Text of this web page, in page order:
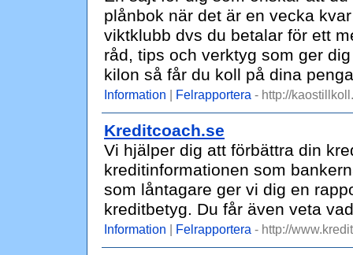
plånbok när det är en vecka
viktklubb dvs du betalar för ett
råd, tips och verktyg som ger
kilon så får du koll på dina
Information | Felrapportera - http://
Kreditcoach.se
Vi hjälper dig att förbättra din
kreditinformationen som
som låntagare ger vi dig en
kreditbetyg. Du får även veta
Information | Felrapportera - http://